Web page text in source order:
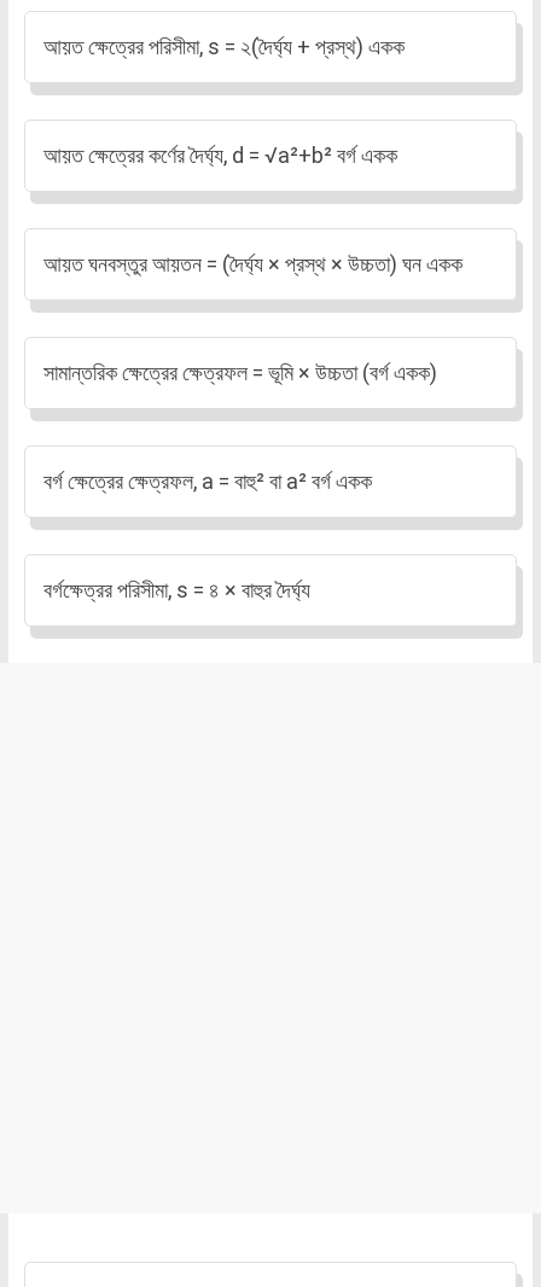
আয়ত ক্ষেত্রের পরিসীমা, s = ২(দৈর্ঘ্য + প্রস্থ) একক
আয়ত ক্ষেত্রের কর্ণের দৈর্ঘ্য, d = √a²+b² বর্গ একক
আয়ত ঘনবস্তুর আয়তন = (দৈর্ঘ্য × প্রস্থ × উচ্চতা) ঘন একক
সামান্তরিক ক্ষেত্রের ক্ষেত্রফল = ভূমি × উচ্চতা (বর্গ একক)
বর্গ ক্ষেত্রের ক্ষেত্রফল, a = বাহু² বা a² বর্গ একক
বর্গক্ষেত্রর পরিসীমা, s = ৪ × বাহুর দৈর্ঘ্য